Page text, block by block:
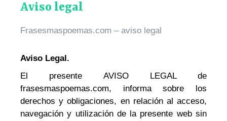
Aviso legal
Frasesmaspoemas.com – aviso legal
Aviso Legal.
El presente AVISO LEGAL de
frasesmaspoemas.com, informa sobre los
derechos y obligaciones, en relación al acceso,
navegación y utilización de la presente web sin